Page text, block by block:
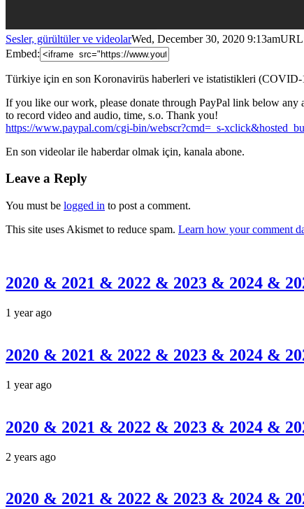
Sesler, gürültüler ve videolarWed, December 30, 2020 9:13am
Embed:
Türkiye için en son Koronavirüs haberleri ve istatistikleri (COVID-
If you like our work, please donate through PayPal link below any
to record video and audio, time, s.o. Thank you!
https://www.paypal.com/cgi-bin/webscr?cmd=_s-
En son videolar ile haberdar olmak için, kanala abone.
Leave a Reply
You must be logged in to post a comment.
This site uses Akismet to reduce spam. Learn how your comment
2020 & 2021 & 2022 & 2023 & 2024 &
1 year ago
2020 & 2021 & 2022 & 2023 & 2024 &
1 year ago
2020 & 2021 & 2022 & 2023 & 2024 &
2 years ago
2020 & 2021 & 2022 & 2023 & 2024 &